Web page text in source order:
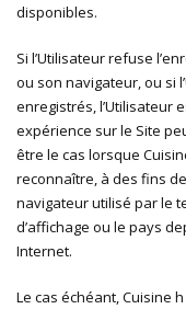
disponibles.
Si l’Utilisateur refuse
ou son navigateur, ou si
enregistrés, l’Utilisateur
expérience sur le Site
être le cas lorsque
reconnaître, à des fins
navigateur utilisé par le
d’affichage ou le pays
Internet.
Le cas échéant, Cuisine